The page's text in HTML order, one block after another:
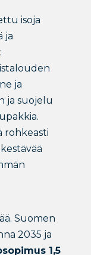
isoja
ja
ja
ja suojelu
rohkeasti
Suomen
2035 ja
1,5